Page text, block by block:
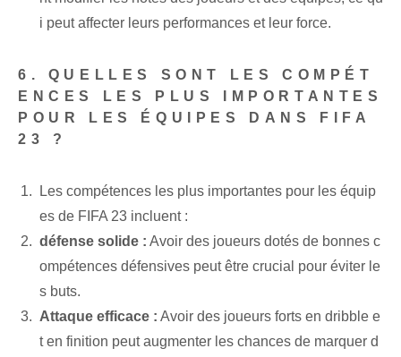
i peut affecter leurs performances et leur force.
6. QUELLES SONT LES COMPÉT
ENCES LES PLUS IMPORTANTES
POUR LES ÉQUIPES DANS FIFA
23 ?
Les compétences les plus importantes pour les équip
es de FIFA 23 incluent :
défense solide : Avoir des joueurs dotés de bonnes c
ompétences défensives peut être crucial pour éviter le
s buts.
Attaque efficace : Avoir des joueurs forts en dribble e
t en finition peut augmenter les chances de marquer d